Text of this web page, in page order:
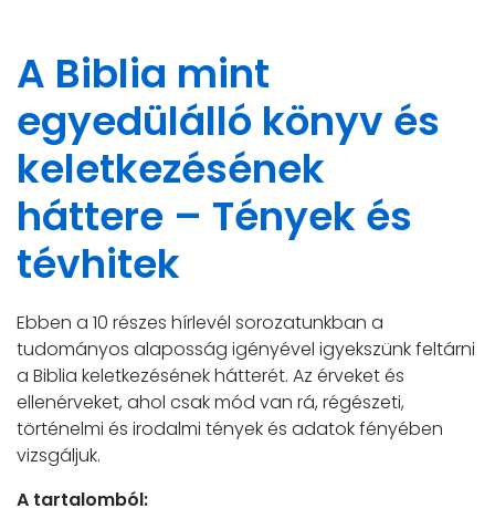
A Biblia mint
egyedülálló könyv és
keletkezésének
háttere – Tények és
tévhitek
Ebben a 10 részes hírlevél sorozatunkban a
tudományos alaposság igényével igyekszünk feltárni
a Biblia keletkezésének hátterét. Az érveket és
ellenérveket, ahol csak mód van rá, régészeti,
történelmi és irodalmi tények és adatok fényében
vizsgáljuk.
A tartalomból: